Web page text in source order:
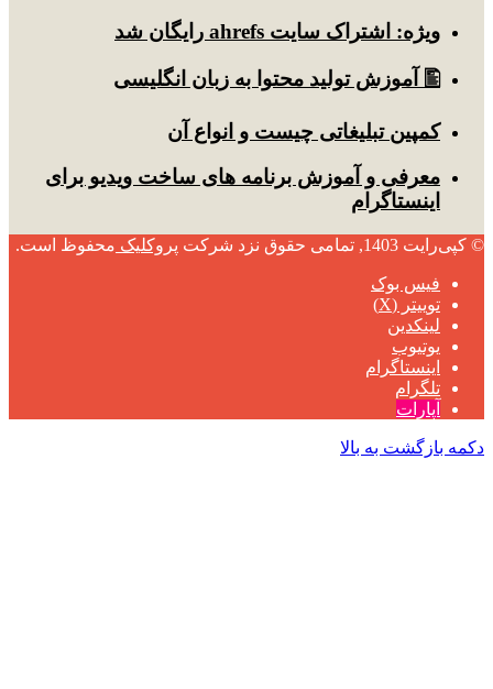
ویژه: اشتراک سایت ahrefs رایگان شد
🖺 آموزش تولید محتوا به زبان انگلیسی
کمپین تبلیغاتی چیست و انواع آن
معرفی و آموزش برنامه های ساخت ویدیو برای
اینستاگرام
© کپی‌رایت 1403, تمامی حقوق نزد شرکت پروکلیک محفوظ است.
فیس بوک
توییتر (X)
لینکدین
یوتیوب
اینستاگرام
تلگرام
آپارات
دکمه بازگشت به بالا